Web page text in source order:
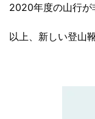
2020年度の山行が
以上、新しい登山